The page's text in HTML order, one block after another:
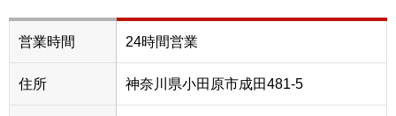
営業時間 24時間営業
住所 神奈川県小田原市成田481-5